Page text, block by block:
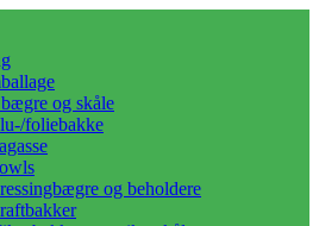
og skåle
foliebakke
og beholdere